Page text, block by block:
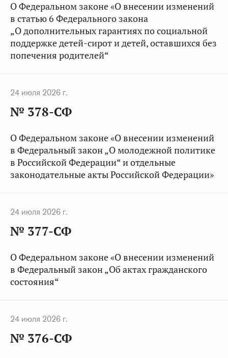
О Федеральном законе «О внесении изменений
в статью 6 Федерального закона
„О дополнительных гарантиях по социальной
поддержке детей-сирот и детей, оставшихся без
попечения родителей“
24 июля 2026 г.
№ 378-СФ
О Федеральном законе «О внесении изменений
в Федеральный закон „О молодежной политике
в Российской Федерации“ и отдельные
законодательные акты Российской Федерации»
24 июля 2026 г.
№ 377-СФ
О Федеральном законе «О внесении изменений
в Федеральный закон „Об актах гражданского
состояния“
24 июля 2026 г.
№ 376-СФ